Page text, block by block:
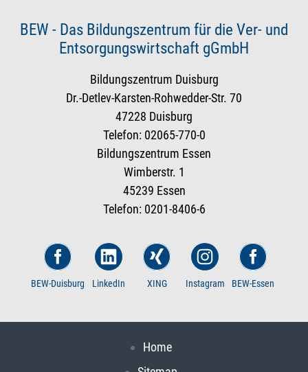
BEW - Das Bildungszentrum für die Ver- und
Entsorgungswirtschaft gGmbH
Bildungszentrum Duisburg
Dr.-Detlev-Karsten-Rohwedder-Str. 70
47228 Duisburg
Telefon: 02065-770-0
Bildungszentrum Essen
Wimberstr. 1
45239 Essen
Telefon: 0201-8406-6
BEW-Duisburg LinkedIn XING Instagram BEW-Essen
Home